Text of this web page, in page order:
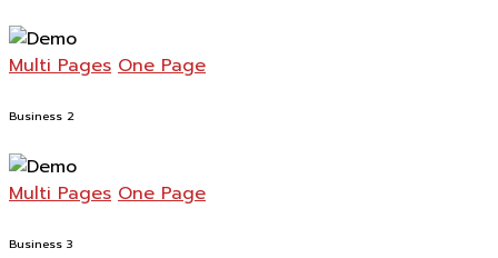
Multi Pages One Page
Business 2
Multi Pages One Page
Business 3